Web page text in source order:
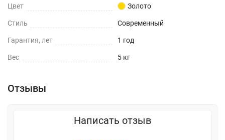
Цвет Золото
Стиль Современный
Гарантия, лет 1 год
Вес 5 кг
Отзывы
Написать отзыв